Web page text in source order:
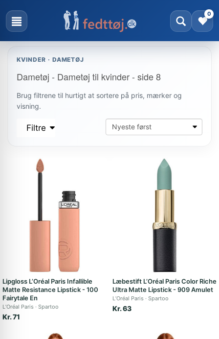
0
KVINDER · DAMETØJ
Dametøj - Dametøj til kvinder - side 8
Brug filtrene til hurtigt at sortere på pris, mærker og
visning.
Filtre
Lipgloss L’Oréal Paris Infallible
Matte Resistance Lipstick - 100
Fairytale En
L’Oréal Paris Spartoo
Kr. 71
Læbestift L’Oréal Paris Color Riche
Ultra Matte Lipstick - 909 Amulet
L’Oréal Paris Spartoo
Kr. 63